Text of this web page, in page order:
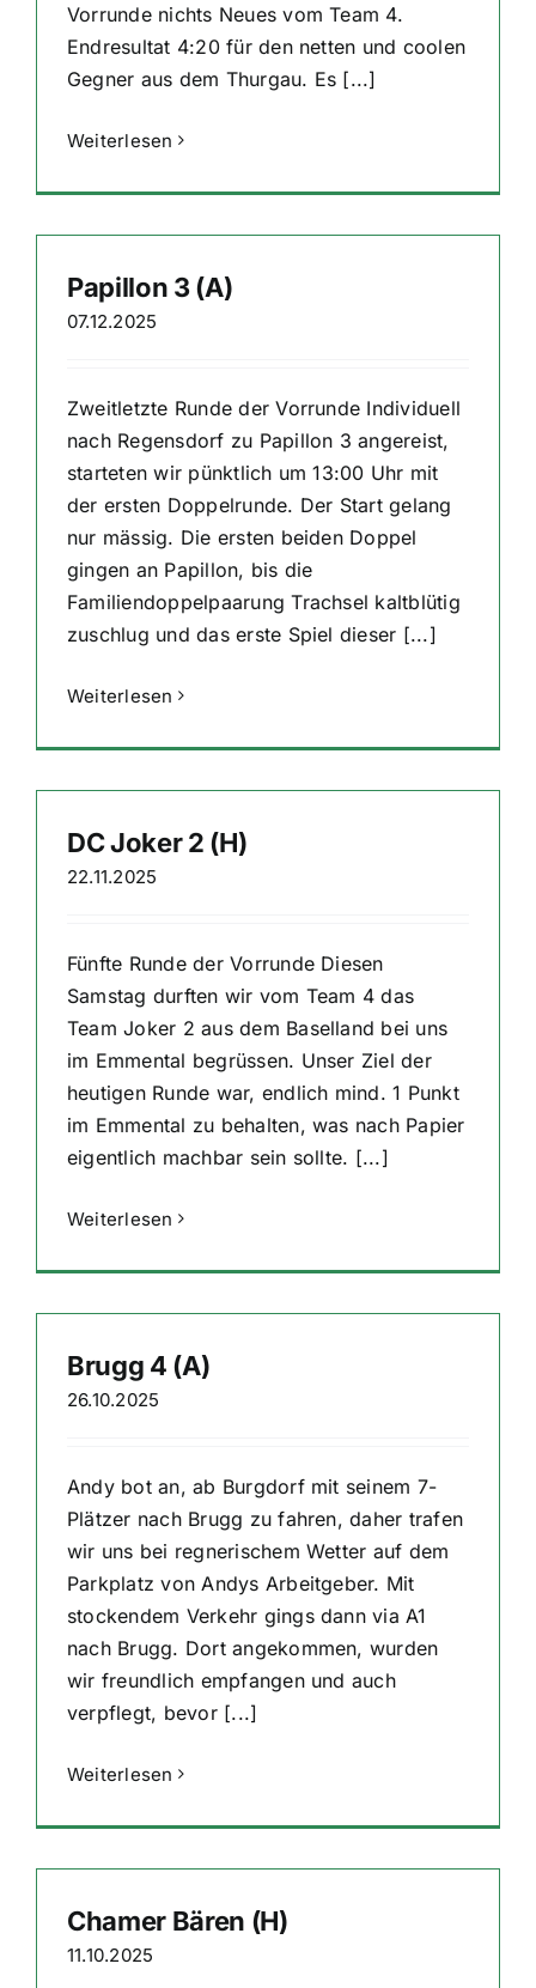
Vorrunde nichts Neues vom Team 4.
Endresultat 4:20 für den netten und coolen
Gegner aus dem Thurgau. Es [...]
Weiterlesen
Papillon 3 (A)
07.12.2025
Zweitletzte Runde der Vorrunde Individuell
nach Regensdorf zu Papillon 3 angereist,
starteten wir pünktlich um 13:00 Uhr mit
der ersten Doppelrunde. Der Start gelang
nur mässig. Die ersten beiden Doppel
gingen an Papillon, bis die
Familiendoppelpaarung Trachsel kaltblütig
zuschlug und das erste Spiel dieser [...]
Weiterlesen
DC Joker 2 (H)
22.11.2025
Fünfte Runde der Vorrunde Diesen
Samstag durften wir vom Team 4 das
Team Joker 2 aus dem Baselland bei uns
im Emmental begrüssen. Unser Ziel der
heutigen Runde war, endlich mind. 1 Punkt
im Emmental zu behalten, was nach Papier
eigentlich machbar sein sollte. [...]
Weiterlesen
Brugg 4 (A)
26.10.2025
Andy bot an, ab Burgdorf mit seinem 7-
Plätzer nach Brugg zu fahren, daher trafen
wir uns bei regnerischem Wetter auf dem
Parkplatz von Andys Arbeitgeber. Mit
stockendem Verkehr gings dann via A1
nach Brugg. Dort angekommen, wurden
wir freundlich empfangen und auch
verpflegt, bevor [...]
Weiterlesen
Chamer Bären (H)
11.10.2025